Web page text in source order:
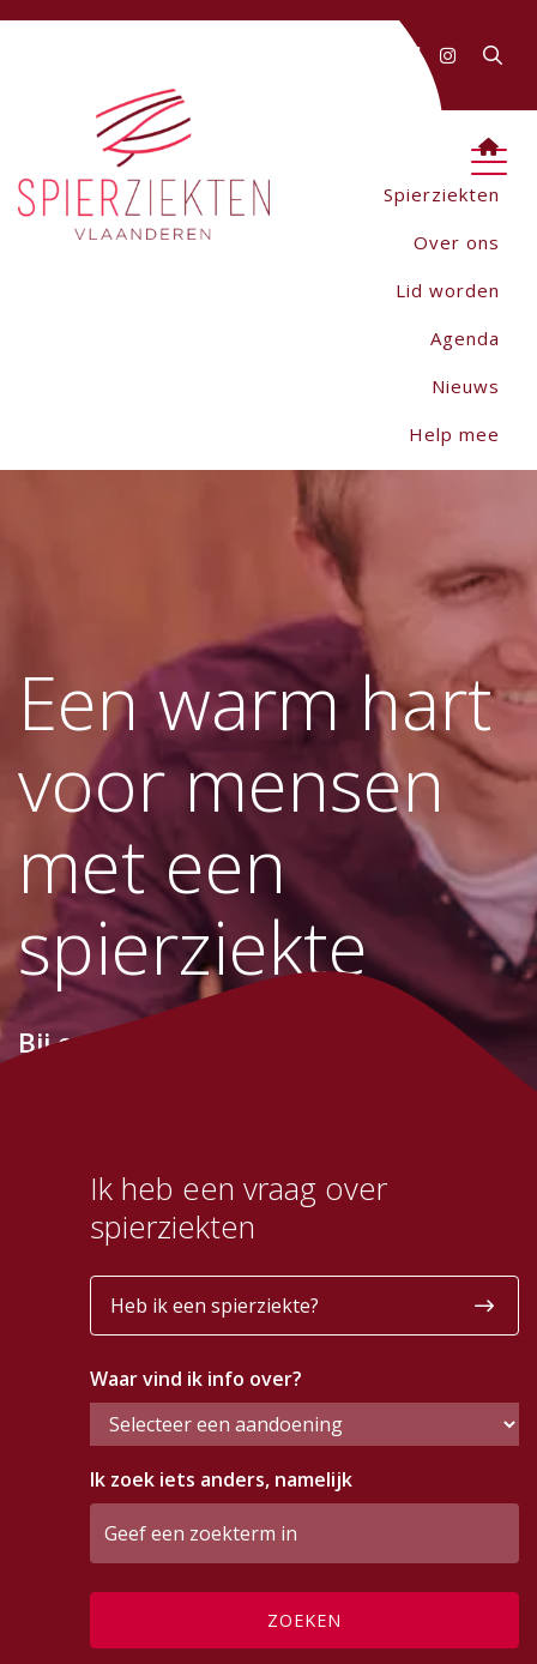
FAQ
Spierziekten
Over ons
Lid worden
Agenda
Nieuws
Help mee
Een warm hart
voor mensen
met een
spierziekte
Bij ons vind je een aanspreekpunt,
Ik heb een vraag over
spierziekten
Heb ik een spierziekte?
Waar vind ik info over?
Ik zoek iets anders, namelijk
ZOEKEN